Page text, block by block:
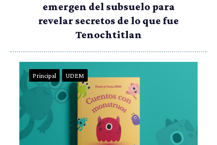
emergen del subsuelo para
revelar secretos de lo que fue
Tenochtitlan
Principal UDEM